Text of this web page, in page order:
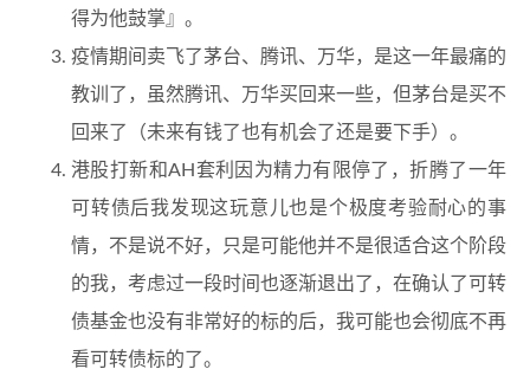
得为他鼓掌』。
疫情期间卖飞了茅台、腾讯、万华，是这一年最痛的
教训了，虽然腾讯、万华买回来一些，但茅台是买不
回来了（未来有钱了也有机会了还是要下手）。
港股打新和AH套利因为精力有限停了，折腾了一年
可转债后我发现这玩意儿也是个极度考验耐心的事
情，不是说不好，只是可能他并不是很适合这个阶段
的我，考虑过一段时间也逐渐退出了，在确认了可转
债基金也没有非常好的标的后，我可能也会彻底不再
看可转债标的了。